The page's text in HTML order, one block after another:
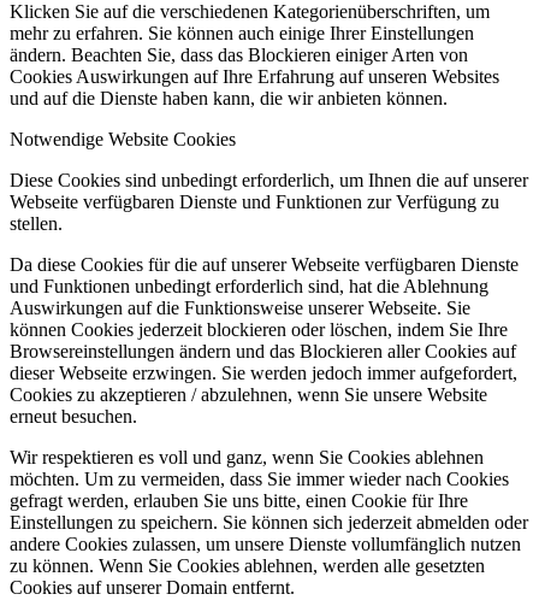
Klicken Sie auf die verschiedenen Kategorienüberschriften, um
mehr zu erfahren. Sie können auch einige Ihrer Einstellungen
ändern. Beachten Sie, dass das Blockieren einiger Arten von
Cookies Auswirkungen auf Ihre Erfahrung auf unseren Websites
und auf die Dienste haben kann, die wir anbieten können.
Notwendige Website Cookies
Diese Cookies sind unbedingt erforderlich, um Ihnen die auf unserer
Webseite verfügbaren Dienste und Funktionen zur Verfügung zu
stellen.
Da diese Cookies für die auf unserer Webseite verfügbaren Dienste
und Funktionen unbedingt erforderlich sind, hat die Ablehnung
Auswirkungen auf die Funktionsweise unserer Webseite. Sie
können Cookies jederzeit blockieren oder löschen, indem Sie Ihre
Browsereinstellungen ändern und das Blockieren aller Cookies auf
dieser Webseite erzwingen. Sie werden jedoch immer aufgefordert,
Cookies zu akzeptieren / abzulehnen, wenn Sie unsere Website
erneut besuchen.
Wir respektieren es voll und ganz, wenn Sie Cookies ablehnen
möchten. Um zu vermeiden, dass Sie immer wieder nach Cookies
gefragt werden, erlauben Sie uns bitte, einen Cookie für Ihre
Einstellungen zu speichern. Sie können sich jederzeit abmelden oder
andere Cookies zulassen, um unsere Dienste vollumfänglich nutzen
zu können. Wenn Sie Cookies ablehnen, werden alle gesetzten
Cookies auf unserer Domain entfernt.